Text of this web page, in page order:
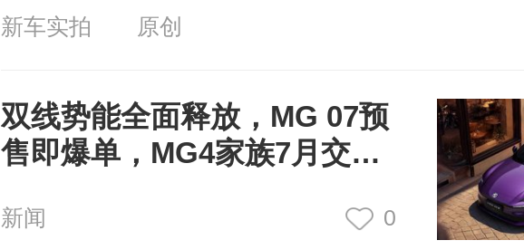
新车实拍 原创
双线势能全面释放，MG 07预
售即爆单，MG4家族7月交付
新闻 0